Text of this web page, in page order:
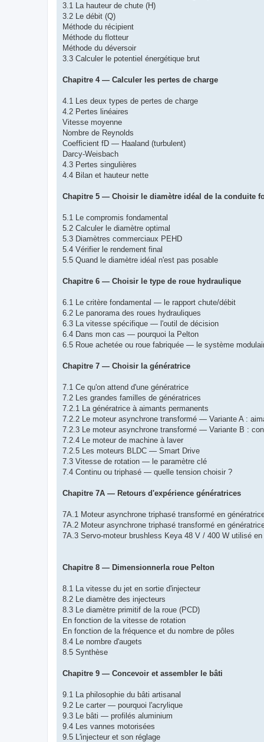
3.1 La hauteur de chute (H)
3.2 Le débit (Q)
Méthode du récipient
Méthode du flotteur
Méthode du déversoir
3.3 Calculer le potentiel énergétique brut
Chapitre 4 — Calculer les pertes de charge
4.1 Les deux types de pertes de charge
4.2 Pertes linéaires
Vitesse moyenne
Nombre de Reynolds
Coefficient fD — Haaland (turbulent)
Darcy-Weisbach
4.3 Pertes singulières
4.4 Bilan et hauteur nette
Chapitre 5 — Choisir le diamètre idéal de la conduite
5.1 Le compromis fondamental
5.2 Calculer le diamètre optimal
5.3 Diamètres commerciaux PEHD
5.4 Vérifier le rendement final
5.5 Quand le diamètre idéal n'est pas posable
Chapitre 6 — Choisir le type de roue hydraulique
6.1 Le critère fondamental — le rapport chute/débit
6.2 Le panorama des roues hydrauliques
6.3 La vitesse spécifique — l'outil de décision
6.4 Dans mon cas — pourquoi la Pelton
6.5 Roue achetée ou roue fabriquée — le système
Chapitre 7 — Choisir la génératrice
7.1 Ce qu'on attend d'une génératrice
7.2 Les grandes familles de génératrices
7.2.1 La génératrice à aimants permanents
7.2.2 Le moteur asynchrone transformé — Variante A :
7.2.3 Le moteur asynchrone transformé — Variante B :
7.2.4 Le moteur de machine à laver
7.2.5 Les moteurs BLDC — Smart Drive
7.3 Vitesse de rotation — le paramètre clé
7.4 Continu ou triphasé — quelle tension choisir ?
Chapitre 7A — Retours d'expérience génératrices
7A.1 Moteur asynchrone triphasé transformé en
7A.2 Moteur asynchrone triphasé transformé en
7A.3 Servo-moteur brushless Keya 48 V / 400 W utilisé en
Chapitre 8 — Dimensionnerla roue Pelton
8.1 La vitesse du jet en sortie d'injecteur
8.2 Le diamètre des injecteurs
8.3 Le diamètre primitif de la roue (PCD)
En fonction de la vitesse de rotation
En fonction de la fréquence et du nombre de pôles
8.4 Le nombre d'augets
8.5 Synthèse
Chapitre 9 — Concevoir et assembler le bâti
9.1 La philosophie du bâti artisanal
9.2 Le carter — pourquoi l'acrylique
9.3 Le bâti — profilés aluminium
9.4 Les vannes motorisées
9.5 L'injecteur et son réglage